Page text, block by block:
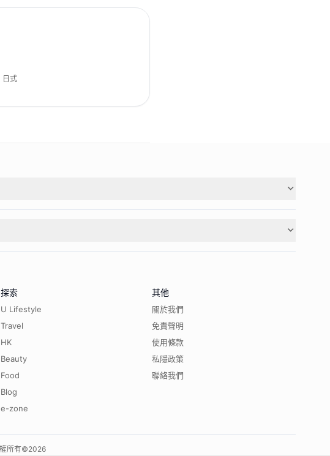
日式
探索
U Lifestyle
Travel
HK
Beauty
Food
Blog
e-zone
其他
關於我們
免責聲明
使用條款
私隱政策
聯絡我們
所有©2026